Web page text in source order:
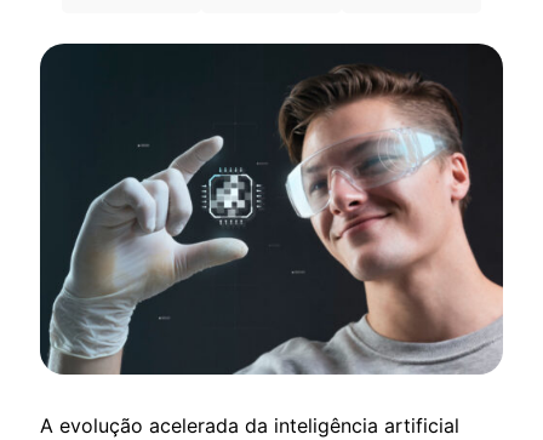
A evolução acelerada da inteligência artificial